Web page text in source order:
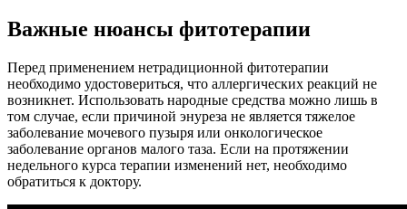
Важные нюансы фитотерапии
Перед применением нетрадиционной фитотерапии
необходимо удостовериться, что аллергических реакций не
возникнет. Использовать народные средства можно лишь в
том случае, если причиной энуреза не является тяжелое
заболевание мочевого пузыря или онкологическое
заболевание органов малого таза. Если на протяжении
недельного курса терапии изменений нет, необходимо
обратиться к доктору.